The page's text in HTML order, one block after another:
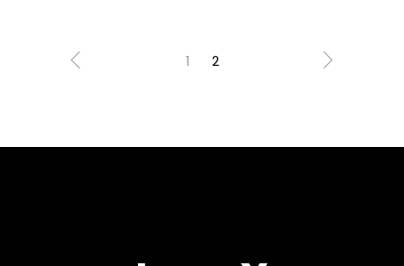
1 2